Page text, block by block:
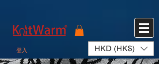
登入 HKD (HK$)